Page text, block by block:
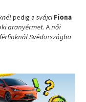
pedig asvájci Fiona
aranyérmet. Anői
férfiaknál Svédországba